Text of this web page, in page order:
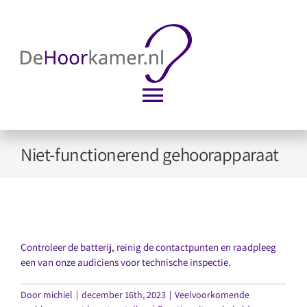
Toggle
Navigation
Niet-functionerend gehoorapparaat
Controleer de batterij, reinig de contactpunten en raadpleeg
een van onze audiciens voor technische inspectie.
Door michiel | december 16th, 2023 | Veelvoorkomende